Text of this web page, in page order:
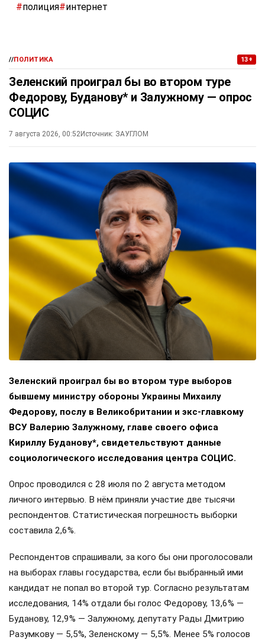
#полиция#интернет
//ПОЛИТИКА 13+
Зеленский проиграл бы во втором туре
Федорову, Буданову* и Залужному — опрос
СОЦИС
7 августа 2026, 00:52Источник: ЗАУГЛОМ
Зеленский проиграл бы во втором туре выборов
бывшему министру обороны Украины Михаилу
Федорову, послу в Великобритании и экс-главкому
ВСУ Валерию Залужному, главе своего офиса
Кириллу Буданову*, свидетельствуют данные
социологического исследования центра СОЦИС.
Опрос проводился с 28 июля по 2 августа методом
личного интервью. В нём приняли участие две тысячи
респондентов. Статистическая погрешность выборки
составила 2,6%.
Респондентов спрашивали, за кого бы они проголосовали
на выборах главы государства, если бы выбранный ими
кандидат не попал во второй тур. Согласно результатам
исследования, 14% отдали бы голос Федорову, 13,6% —
Буданову, 12,9% — Залужному, депутату Рады Дмитрию
Разумкову — 5,5%, Зеленскому — 5,5%. Менее 5% голосов